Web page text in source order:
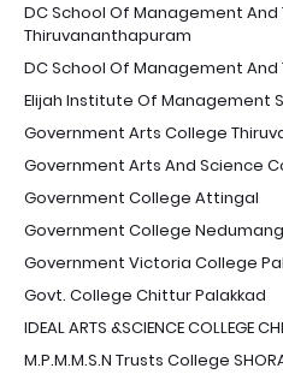
DC School Of Management
Thiruvananthapuram
DC School Of Management
Elijah Institute Of Management
Government Arts College
Government Arts And Science
Government College Attingal
Government College
Government Victoria College
Govt. College Chittur Palakkad
IDEAL ARTS &SCIENCE COLLEGE
M.P.M.M.S.N Trusts College